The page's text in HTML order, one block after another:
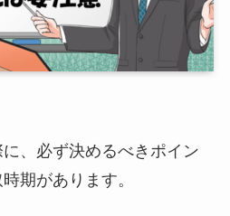
、必ず決めるべきポイン
期があります。